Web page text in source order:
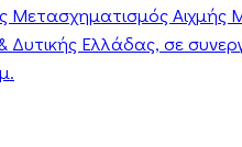
Μετασχηματισμός Αιχμής
Δυτικής Ελλάδας, σε